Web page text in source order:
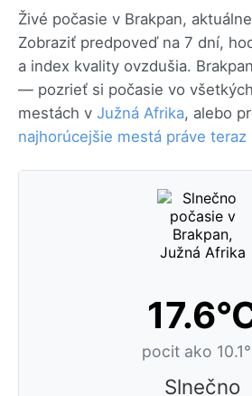
Živé počasie v Brakpan,
Zobraziť predpoveď na 7 dní,
a index kvality ovzdušia.
— pozrieť si počasie vo
mestách v Južná Afrika, alebo
najhorúcejšie mestá práve teraz
pocit ako
Slnečno